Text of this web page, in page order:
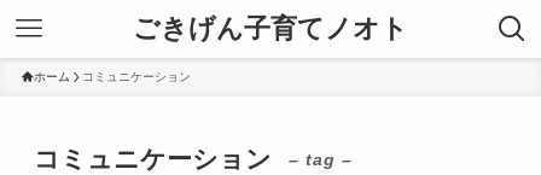
ごきげん子育てノオト
ホーム コミュニケーション
コミュニケーション – tag –